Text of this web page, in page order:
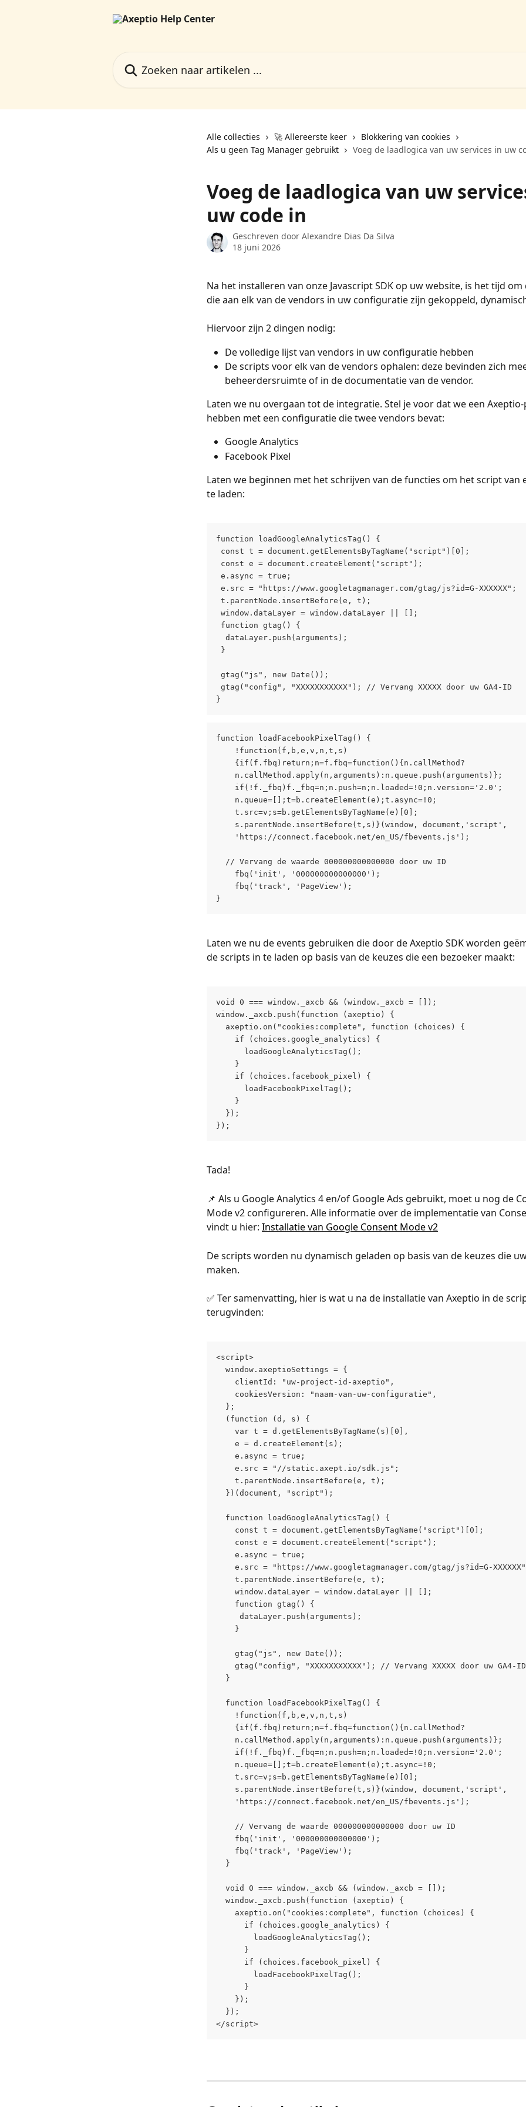
Alle collecties 🚀 Allereerste keer
Blokkering van cookies
Als u geen Tag Manager gebruikt
Voeg de laadlogica van uw services in uw
Voeg de laadlogica van uw
uw code in
Geschreven door Alexandre Dias Da Silva
18 juni 2026
Na het installeren van onze Javascript SDK op uw website, is het tijd
die aan elk van de vendors in uw configuratie zijn gekoppeld,
Hiervoor zijn 2 dingen nodig:
De volledige lijst van vendors in uw configuratie hebben
De scripts voor elk van de vendors ophalen: deze bevinden zich
beheerdersruimte of in de documentatie van de vendor.
Laten we nu overgaan tot de integratie. Stel je voor dat we een
hebben met een configuratie die twee vendors bevat:
Google Analytics
Facebook Pixel
Laten we beginnen met het schrijven van de functies om het script van
te laden:
function loadGoogleAnalyticsTag() {
const t = document.getElementsByTagName("script")[0];
const e = document.createElement("script");
e.async = true;
e.src = "https://www.googletagmanager.com/gtag/js?id=G-XXXXXX";
t.parentNode.insertBefore(e, t);
window.dataLayer = window.dataLayer || [];
function gtag() {
  dataLayer.push(arguments);
}
gtag("js", new Date());
gtag("config", "XXXXXXXXXXX"); // Vervang XXXXX door uw GA4-ID
}
function loadFacebookPixelTag() {
    !function(f,b,e,v,n,t,s)
    {if(f.fbq)return;n=f.fbq=function(){n.callMethod?
    n.callMethod.apply(n,arguments):n.queue.push(arguments)};
    if(!f._fbq)f._fbq=n;n.push=n;n.loaded=!0;n.version='2.0';
    n.queue=[];t=b.createElement(e);t.async=!0;
    t.src=v;s=b.getElementsByTagName(e)[0];
    s.parentNode.insertBefore(t,s)}(window, document,'script',
    'https://connect.facebook.net/en_US/fbevents.js');
  // Vervang de waarde 000000000000000 door uw ID
    fbq('init', '000000000000000');
    fbq('track', 'PageView');
}
Laten we nu de events gebruiken die door de Axeptio SDK worden
de scripts in te laden op basis van de keuzes die een bezoeker maakt:
void 0 === window._axcb && (window._axcb = []);
window._axcb.push(function (axeptio) {
  axeptio.on("cookies:complete", function (choices) {
    if (choices.google_analytics) {
      loadGoogleAnalyticsTag();
    }
    if (choices.facebook_pixel) {
      loadFacebookPixelTag();
    }
  });
});
Tada!
📌 Als u Google Analytics 4 en/of Google Ads gebruikt, moet u nog de
Mode v2 configureren. Alle informatie over de implementatie van
vindt u hier: Installatie van Google Consent Mode v2
De scripts worden nu dynamisch geladen op basis van de keuzes die
maken.
✅ Ter samenvatting, hier is wat u na de installatie van Axeptio in de
terugvinden:
<script>
  window.axeptioSettings = {
    clientId: "uw-project-id-axeptio",
    cookiesVersion: "naam-van-uw-configuratie",
  };
  (function (d, s) {
    var t = d.getElementsByTagName(s)[0],
    e = d.createElement(s);
    e.async = true;
    e.src = "//static.axept.io/sdk.js";
    t.parentNode.insertBefore(e, t);
  })(document, "script");
  function loadGoogleAnalyticsTag() {
    const t = document.getElementsByTagName("script")[0];
    const e = document.createElement("script");
    e.async = true;
e.src = "https://www.googletagmanager.com/gtag/js?id=G-
    t.parentNode.insertBefore(e, t);
    window.dataLayer = window.dataLayer || [];
    function gtag() {
     dataLayer.push(arguments);
    }
    gtag("js", new Date());
    gtag("config", "XXXXXXXXXXX"); // Vervang XXXXX door uw GA4-ID
  }
  function loadFacebookPixelTag() {
    !function(f,b,e,v,n,t,s)
    {if(f.fbq)return;n=f.fbq=function(){n.callMethod?
    n.callMethod.apply(n,arguments):n.queue.push(arguments)};
    if(!f._fbq)f._fbq=n;n.push=n;n.loaded=!0;n.version='2.0';
    n.queue=[];t=b.createElement(e);t.async=!0;
    t.src=v;s=b.getElementsByTagName(e)[0];
    s.parentNode.insertBefore(t,s)}(window, document,'script',
    'https://connect.facebook.net/en_US/fbevents.js');
    // Vervang de waarde 000000000000000 door uw ID
    fbq('init', '000000000000000');
    fbq('track', 'PageView');
  }
  void 0 === window._axcb && (window._axcb = []);
  window._axcb.push(function (axeptio) {
    axeptio.on("cookies:complete", function (choices) {
      if (choices.google_analytics) {
        loadGoogleAnalyticsTag();
      }
      if (choices.facebook_pixel) {
        loadFacebookPixelTag();
      }
    });
  });
</script>